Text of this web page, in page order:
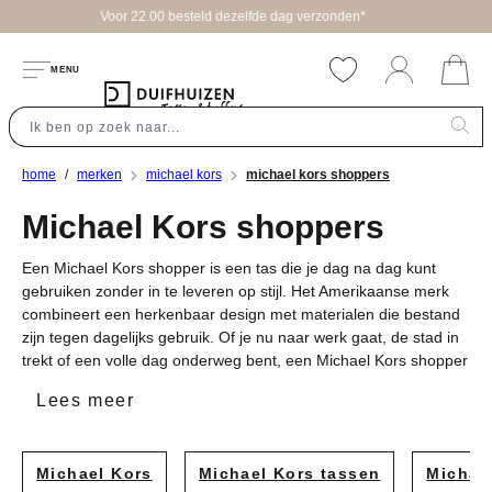
MENU
home merken michael kors michael kors shoppers
Michael Kors shoppers
Een Michael Kors shopper is een tas die je dag na dag kunt
gebruiken zonder in te leveren op stijl. Het Amerikaanse merk
combineert een herkenbaar design met materialen die bestand
zijn tegen dagelijks gebruik. Of je nu naar werk gaat, de stad in
trekt of een volle dag onderweg bent, een Michael Kors shopper
variëren van strakke basic kleuren tot opvallende prints, zodat je
ons vind je een zorgvuldig samengestelde collectie, aangevuld
met eerlijk advies vanuit meer dan zeventig jaar ervaring in
Lees meer
Michael Kors Michael Kors tassen